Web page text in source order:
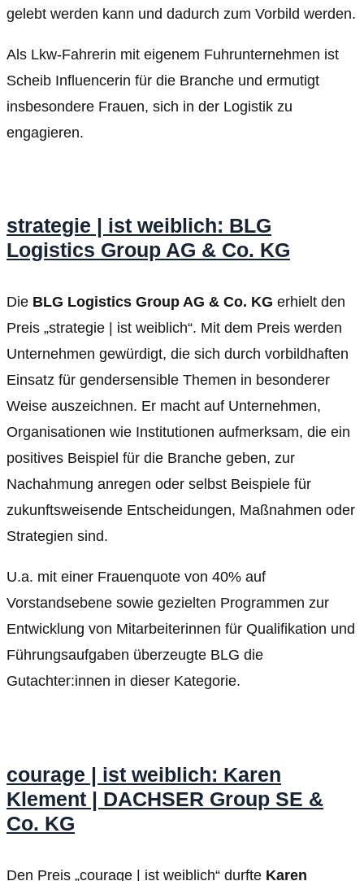
gelebt werden kann und dadurch zum Vorbild werden.
Als Lkw-Fahrerin mit eigenem Fuhrunternehmen ist
Scheib Influencerin für die Branche und ermutigt
insbesondere Frauen, sich in der Logistik zu
engagieren.
strategie | ist weiblich: BLG
Logistics Group AG & Co. KG
Die BLG Logistics Group AG & Co. KG erhielt den
Preis „strategie | ist weiblich“. Mit dem Preis werden
Unternehmen gewürdigt, die sich durch vorbildhaften
Einsatz für gendersensible Themen in besonderer
Weise auszeichnen. Er macht auf Unternehmen,
Organisationen wie Institutionen aufmerksam, die ein
positives Beispiel für die Branche geben, zur
Nachahmung anregen oder selbst Beispiele für
zukunftsweisende Entscheidungen, Maßnahmen oder
Strategien sind.
U.a. mit einer Frauenquote von 40% auf
Vorstandsebene sowie gezielten Programmen zur
Entwicklung von Mitarbeiterinnen für Qualifikation und
Führungsaufgaben überzeugte BLG die
Gutachter:innen in dieser Kategorie.
courage | ist weiblich: Karen
Klement | DACHSER Group SE &
Co. KG
Den Preis „courage | ist weiblich“ durfte Karen